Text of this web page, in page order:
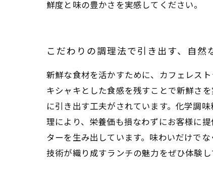
鮮度と味の豊かさを実感してください。
こだわりの調理法で引き出す、自然
新鮮な食材を活かすために、カフェレス
キシャキとした食感を残すことで新鮮さ
に引き出す工夫がされています。化学調
理により、栄養価も損なわずにお客様に
ターを生み出しています。味わいだけで
技術が織り成すランチの魅力をぜひ体験し